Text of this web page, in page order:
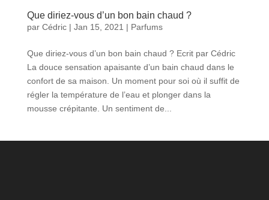
Que diriez-vous d’un bon bain chaud ?
par Cédric| Jan 15, 2021 | Parfums
Que diriez-vous d’un bon bain chaud ? Ecrit par Cédric
La douce sensation apaisante d’un bain chaud dans le
confort de sa maison. Un moment pour soi où il suffit de
régler la température de l’eau et plonger dans la
mousse crépitante. Un sentiment de...